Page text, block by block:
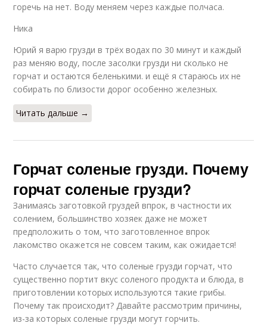
горечь на нет. Воду меняем через каждые полчаса.
Ника
Юрий я варю грузди в трёх водах по 30 минут и каждый
раз меняю воду, после засолки грузди ни сколько не
горчат и остаются беленькими. и ещё я стараюсь их не
собирать по близости дорог особенно железных.
Читать дальше →
Горчат соленые грузди. Почему
горчат соленые грузди?
Занимаясь заготовкой груздей впрок, в частности их
солением, большинство хозяек даже не может
предположить о том, что заготовленное впрок
лакомство окажется не совсем таким, как ожидается!
Часто случается так, что соленые грузди горчат, что
существенно портит вкус соленого продукта и блюда, в
приготовлении которых используются такие грибы.
Почему так происходит? Давайте рассмотрим причины,
из-за которых соленые грузди могут горчить.